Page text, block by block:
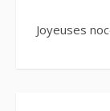
Joyeuses